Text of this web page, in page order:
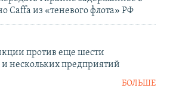
Caffa из «теневого флота» РФ
против еще шести
нескольких предприятий
БОЛЬШЕ